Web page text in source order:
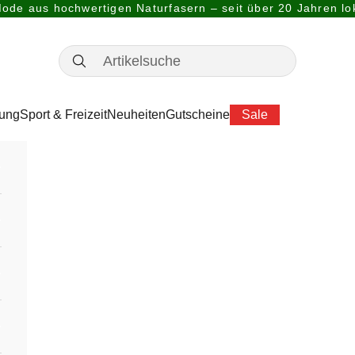
aus hochwertigen Naturfasern – seit über 20 Jahren
Sport & FreizeitNeuheitenGutscheine Sale